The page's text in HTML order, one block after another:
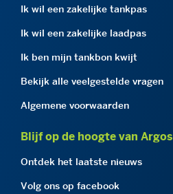
Ik wil een zakelijke tankpas
Ik wil een zakelijke laadpas
Ik ben mijn tankbon kwijt
Bekijk alle veelgestelde vragen
Algemene voorwaarden
Blijf op de hoogte van Argos
Ontdek het laatste nieuws
Volg ons op facebook